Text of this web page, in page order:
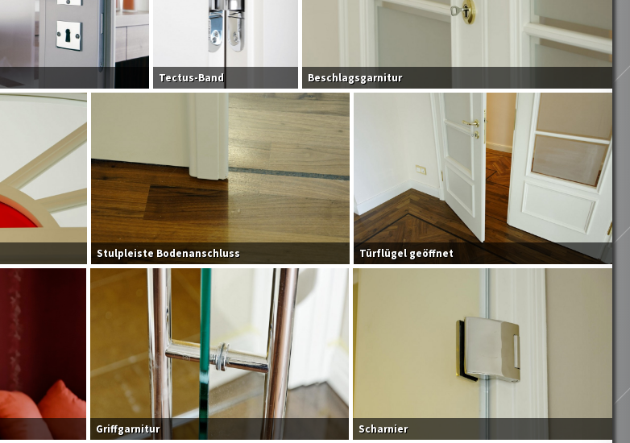
Tectus-Band Beschlagsgarnitur
Stulpleiste Bodenanschluss Türflügel geöffnet
Griffgarnitur Scharnier